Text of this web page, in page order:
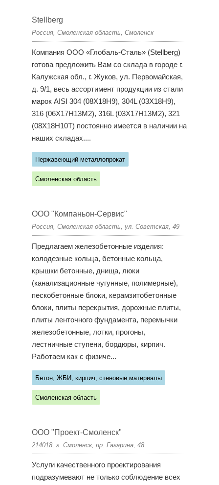
Stellberg
Россия, Смоленская область, Смоленск
Компания ООО «Глобаль-Сталь» (Stellberg)
готова предложить Вам со склада в городе г.
Калужская обл., г. Жуков, ул. Первомайская,
д. 9/1, весь ассортимент продукции из стали
марок AISI 304 (08X18H9), 304L (03X18H9),
316 (06X17H13M2), 316L (03X17H13M2), 321
(08X18H10T) постоянно имеется в наличии на
наших складах....
Нержавеющий металлопрокат
Смоленская область
ООО "Компаньон-Сервис"
Россия, Смоленская область, ул. Советская, 49
Предлагаем железобетонные изделия:
колодезные кольца, бетонные кольца,
крышки бетонные, днища, люки
(канализационные чугунные, полимерные),
пескобетонные блоки, керамзитобетонные
блоки, плиты перекрытия, дорожные плиты,
плиты ленточного фундамента, перемычки
железобетонные, лотки, прогоны,
лестничные ступени, бордюры, кирпич.
Работаем как с физиче...
Бетон, ЖБИ, кирпич, стеновые материалы
Смоленская область
ООО "Проект-Смоленск"
214018, г. Смоленск, пр. Гагарина, 48
Услуги качественного проектирования
подразумевают не только соблюдение всех